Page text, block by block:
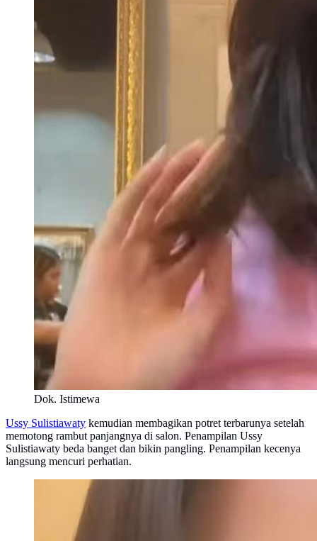
Dok. Istimewa
Ussy Sulistiawaty kemudian membagikan potret terbarunya setelah
memotong rambut panjangnya di salon. Penampilan Ussy
Sulistiawaty beda banget dan bikin pangling. Penampilan kecenya
langsung mencuri perhatian.